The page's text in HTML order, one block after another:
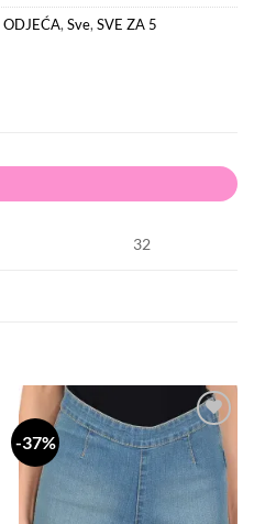
ODJEĆA, Sve, SVE ZA 5
32
-37%
Dodaj
listu